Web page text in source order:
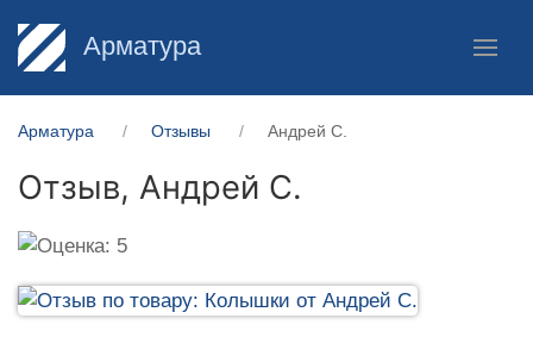
Арматура
Арматура Отзывы Андрей С.
Отзыв, Андрей С.